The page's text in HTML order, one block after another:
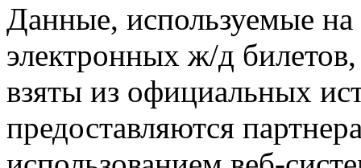
Данные, используемые на
электронных ж/д
взяты из официальных
предоставляются